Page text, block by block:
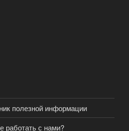
полезной информации
работать с нами?